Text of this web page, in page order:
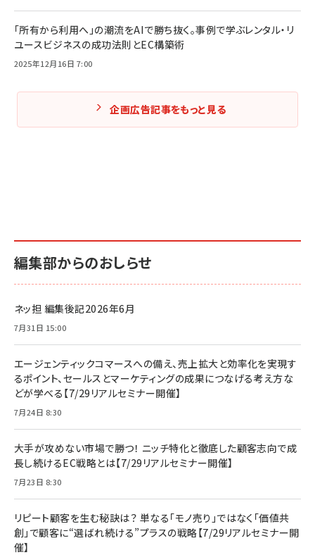
「所有から利用へ」の潮流をAIで勝ち抜く。事例で学ぶレンタル・リ
ユースビジネスの成功法則とEC構築術
2025年12月16日 7:00
企画広告記事をもっと見る
編集部からのおしらせ
ネッ担 編集後記2026年6月
7月31日 15:00
エージェンティックコマースへの備え、売上拡大と効率化を実現す
るポイント、セールスとマーケティングの成果につなげる考え方な
どが学べる【7/29リアルセミナー開催】
7月24日 8:30
大手が攻めない市場で勝つ！ ニッチ特化と徹底した顧客志向で成
長し続けるEC戦略とは【7/29リアルセミナー開催】
7月23日 8:30
リピート顧客を生む秘訣は？ 単なる「モノ売り」ではなく「価値共
創」で顧客に“選ばれ続ける”プラスの戦略【7/29リアルセミナー開
催】